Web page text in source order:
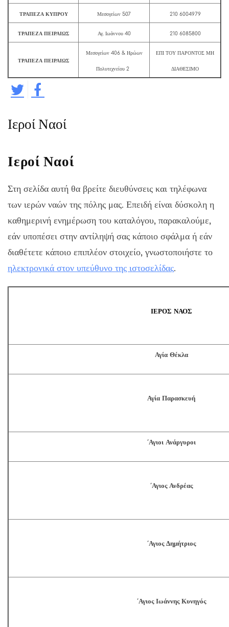
ΤΡΑΠΕΖΑ ΚΥΠΡΟΥ Μεσογείων 507 210 6004979
ΤΡΑΠΕΖΑ ΠΕΙΡΑΙΩΣ Αγ. Ιωάννου 40 210 6085800
ΤΡΑΠΕΖΑ ΠΕΙΡΑΙΩΣ
Μεσογείων 406 & Ηρώων
Πολυτεχνείου 2
ΕΠΙ ΤΟΥ ΠΑΡΟΝΤΟΣ ΜΗ
ΔΙΑΘΕΣΙΜΟ
Ιεροί Ναοί
Ιεροί Ναοί
Στη σελίδα αυτή θα βρείτε διευθύνσεις και τηλέφωνα
των ιερών ναών της πόλης μας. Επειδή είναι δύσκολη η
καθημερινή ενημέρωση του καταλόγου, παρακαλούμε,
εάν υποπέσει στην αντίληψή σας κάποιο σφάλμα ή εάν
διαθέτετε κάποιο επιπλέον στοιχείο, γνωστοποιήστε το
ηλεκτρονικά στον υπεύθυνο της ιστοσελίδας.
ΙΕΡΟΣ ΝΑΟΣ
Αγία Θέκλα
Αγία Παρασκευή
΄Αγιοι Ανάργυροι
΄Αγιος Ανδρέας
΄Αγιος Δημήτριος
΄Αγιος Ιωάννης Κυνηγός